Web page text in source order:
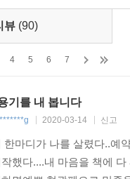
면서 찍은 점들 중에 의미
작은 점들은 같은 곳을
뷰 (90)
4 5 6 7
기를 내 봅니다
2020-03-14 신고
한마디가 나를 살렸다..예
했다....내 마음을 책에